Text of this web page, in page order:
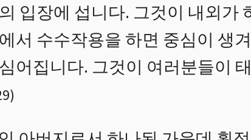
입장에 섭니다. 그것이 내외가
서 수수작용을 하면 중심이 생
어집니다. 그것이 여러분들이
)